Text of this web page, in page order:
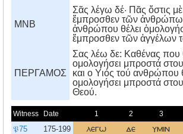
MNB
Σᾶς λέγω δέ· Πᾶς ὅστις
ἔμπροσθεν τῶν
ἀνθρώπου θέλει
ἔμπροσθεν τῶν ἀγγέλων
ΠΕΡΓΑΜΟΣ
Σας λέω δε: Kαθένας που
ομολογήσει μπροστά
και ο Yιός τού ανθρώπου
ομολογήσει μπροστά
Θεού.
Witness Date 1 2 3
𝔓75 175-199 λεγω δε υμιν